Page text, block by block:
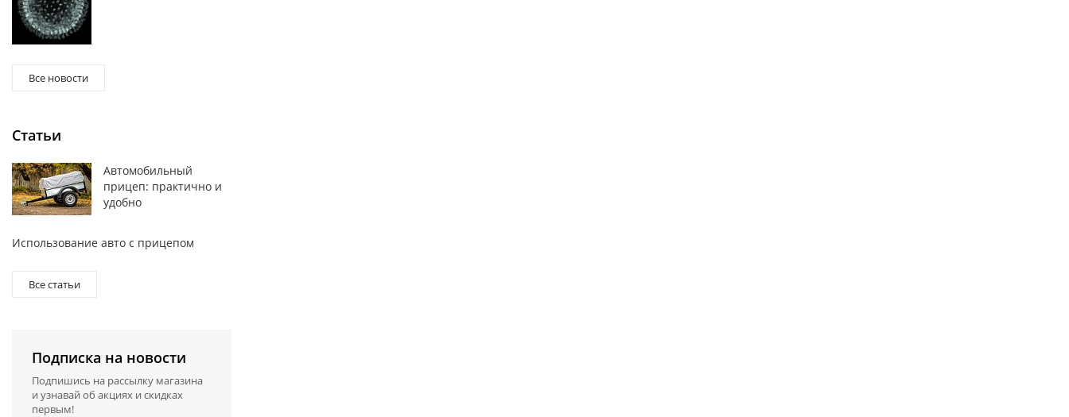
Все новости
Статьи
Автомобильный
прицеп: практично и
удобно
Использование авто с прицепом
Все статьи
Подписка на новости
Подпишись на рассылку магазина
и узнавай об акциях и скидках
первым!